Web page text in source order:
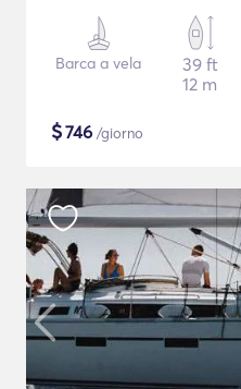
Barca a vela
39 ft
12 m
$746 /giorno